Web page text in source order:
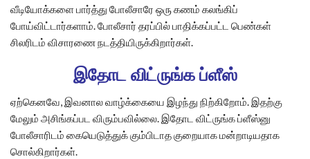
வீடியோக்களை பார்த்து போலீசாரே ஒரு கணம் கலங்கிப்
போய்விட்டார்களாம். போலீசார் தரப்பில் பாதிக்கப்பட்ட பெண்கள்
சிலரிடம் விசாரணை நடத்தியிருக்கிறார்கள்.
இதோட விட்ருங்க ப்ளீஸ்
ஏற்கெனவே, இவனால வாழ்க்கையை இழந்து நிற்கிறோம். இதற்கு
மேலும் அசிங்கப்பட விரும்பவில்லை. இதோட விட்ருங்க ப்ளீஸ்னு
போலீசாரிடம் கையெடுத்துக் கும்பிடாத குறையாக மன்றாடியதாக
சொல்கிறார்கள்.